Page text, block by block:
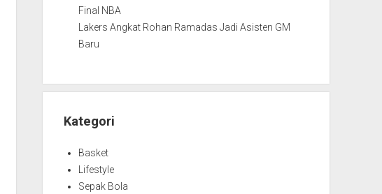
Final NBA
Lakers Angkat Rohan Ramadas Jadi Asisten GM
Baru
Kategori
Basket
Lifestyle
Sepak Bola